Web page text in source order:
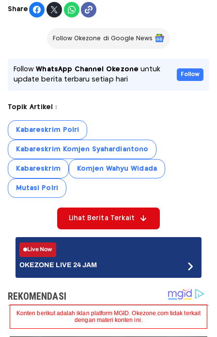
Share
Follow Okezone di Google News
FollowWhatsApp Channel Okezone untuk
update berita terbaru setiap hari
Follow
Topik Artikel :
Kabareskrim Polri
Kabareskrim Komjen Syahardiantono
Kabareskrim Komjen Wahyu Widada
Mutasi Polri
Lihat Berita Terkait
Live Now
OKEZONE LIVE 24 JAM